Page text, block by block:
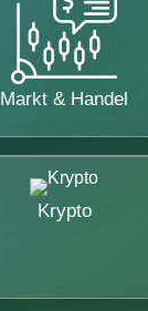
Markt & Handel
Krypto